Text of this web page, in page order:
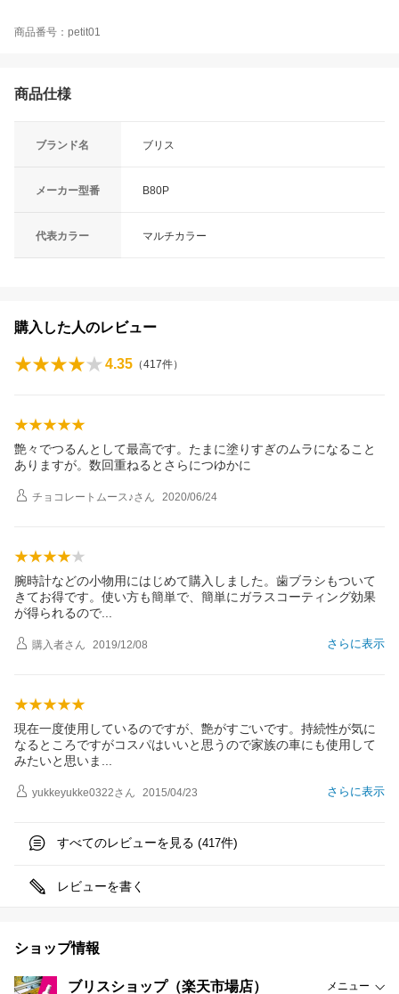
商品番号：petit01
商品仕様
ブランド名 ブリス
メーカー型番 B80P
代表カラー マルチカラー
購入した人のレビュー
4.35 （417件）
艶々でつるんとして最高です。たまに塗りすぎのムラになること
ありますが。数回重ねるとさらにつゆかに
チョコレートムース♪さん 2020/06/24
腕時計などの小物用にはじめて購入しました。歯ブラシもついて
きてお得です。使い方も簡単で、簡単にガラスコーティング効果
が得られるので
さらに表示
購入者さん 2019/12/08
現在一度使用しているのですが、艶がすごいです。持続性が気に
なるところですがコスパはいいと思うので家族の車にも使用して
みたいと思いま
さらに表示
yukkeyukke0322さん 2015/04/23
すべてのレビューを見る (417件)
レビューを書く
ショップ情報
ブリスショップ（楽天市場店） メニュー